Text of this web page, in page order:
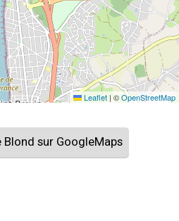
Leaflet | ©OpenStreetMap
sur GoogleMaps